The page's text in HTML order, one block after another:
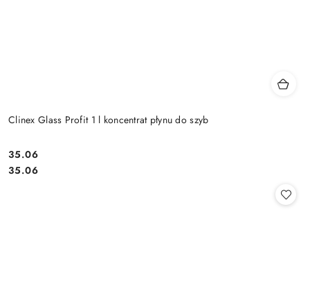
Clinex Glass Profit 1 l koncentrat płynu do szyb
Cena:
35.06
Cena:
35.06